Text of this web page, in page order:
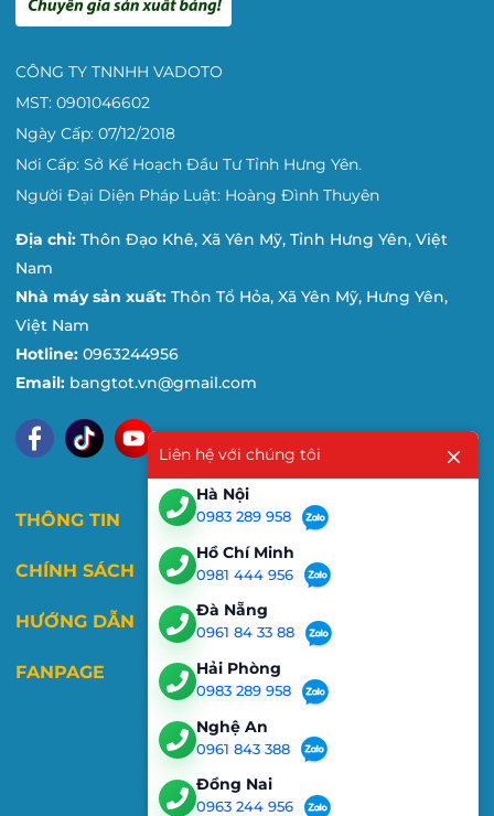
CÔNG TY TNNHH VADOTO
MST: 0901046602
Ngày Cấp: 07/12/2018
Nơi Cấp: Sở Kế Hoạch Đầu Tư Tỉnh Hưng Yên.
Người Đại Diện Pháp Luật: Hoàng Đình Thuyên
Địa chỉ: Thôn Đạo Khê, Xã Yên Mỹ, Tỉnh Hưng Yên, Việt
Nam
Nhà máy sản xuất: Thôn Tổ Hỏa, Xã Yên Mỹ, Hưng Yên,
Việt Nam
Hotline: 0963244956
Email: bangtot.vn@gmail.com
THÔNG TIN
CHÍNH SÁCH
HƯỚNG DẪN
FANPAGE
Liên hệ với chúng tôi
Hà Nội
0983 289 958
Hồ Chí Minh
0981 444 956
Đà Nẵng
0961 84 33 88
Hải Phòng
0983 289 958
Nghệ An
0961 843 388
Đồng Nai
0963 244 956